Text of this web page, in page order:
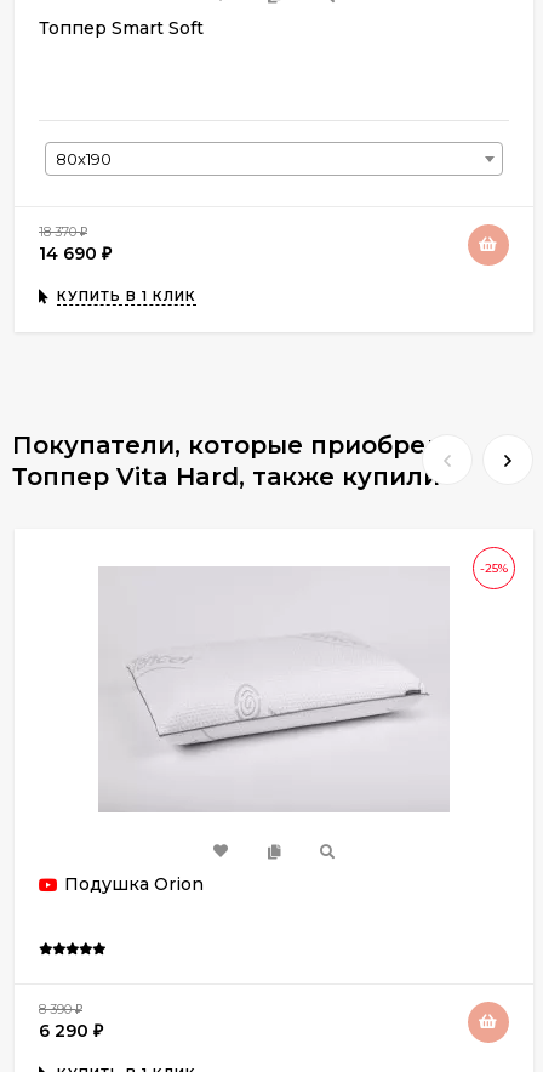
Топпер Smart Soft
80х190
18 370₽
14 690 ₽
КУПИТЬ В 1 КЛИК
Покупатели, которые приобрели
Топпер Vita Hard, также купили
-25%
Подушка Orion
8 390₽
6 290 ₽